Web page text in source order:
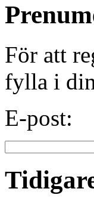
För att
fylla i
E-post: